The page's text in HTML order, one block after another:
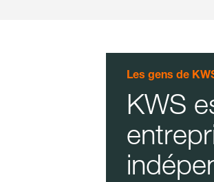
Les gens de
KWS